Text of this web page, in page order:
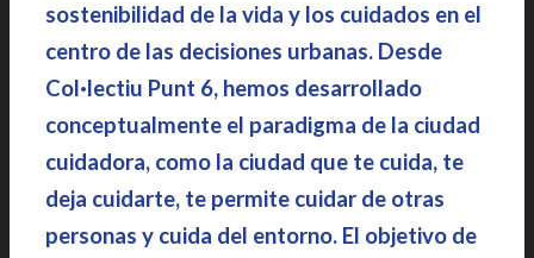
sostenibilidad de la vida y los cuidados en el
centro de las decisiones urbanas. Desde
Col·lectiu Punt 6, hemos desarrollado
conceptualmente el paradigma de la ciudad
cuidadora, como la ciudad que te cuida, te
deja cuidarte, te permite cuidar de otras
personas y cuida del entorno. El objetivo de